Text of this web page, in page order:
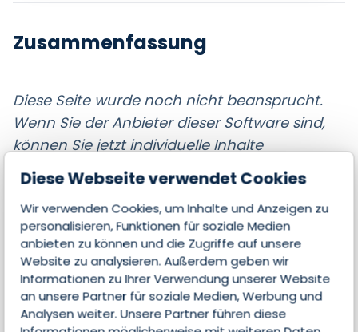
Diese Webseite verwendet Cookies
Wir verwenden Cookies, um Inhalte und Anzeigen zu
personalisieren, Funktionen für soziale Medien
anbieten zu können und die Zugriffe auf unsere
Website zu analysieren. Außerdem geben wir
Informationen zu Ihrer Verwendung unserer Website
an unsere Partner für soziale Medien, Werbung und
Analysen weiter. Unsere Partner führen diese
Zusammenfassung
Diese Seite wurde noch nicht beansprucht.
Wenn Sie der Anbieter dieser Software sind,
können Sie jetzt individuelle Inhalte
bereitstellen.
Jetzt Kontakt aufnehmen
und Partner werden!